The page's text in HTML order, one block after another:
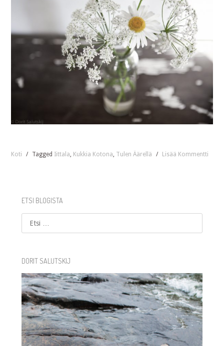
Koti / Tagged Iittala Kukkia Kotona Tulen Äärellä / Lisää Kommentti
ETSI BLOGISTA
Etsi
DORIT SALUTSKIJ